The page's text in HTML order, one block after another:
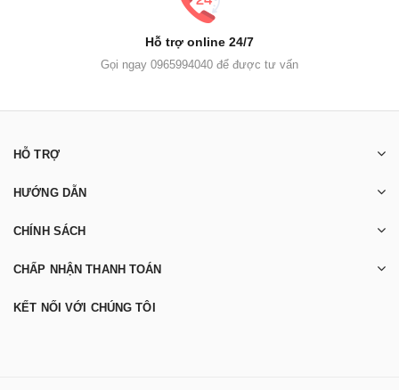
Hỗ trợ online 24/7
Gọi ngay 0965994040 để được tư vấn
HỖ TRỢ
HƯỚNG DẪN
CHÍNH SÁCH
CHẤP NHẬN THANH TOÁN
KẾT NỐI VỚI CHÚNG TÔI